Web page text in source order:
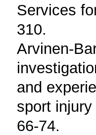
Services
310.
Arvinen-
and
sport
66-74.